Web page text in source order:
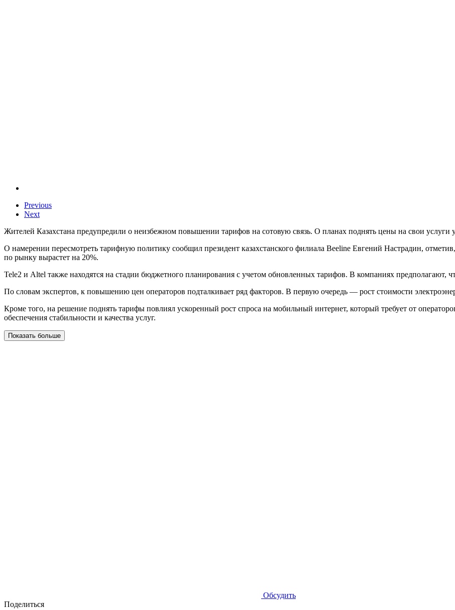
Previous
Next
Жителей Казахстана предупредили о неизбежном повышении тарифов на сотовую связь. О планах поднять цены на свои услуги
О намерении пересмотреть тарифную политику сообщил президент казахстанского филиала Beeline Евгений Настрадин,
по рынку вырастет на 20%.
Tele2 и Altel также находятся на стадии бюджетного планирования с учетом обновленных тарифов. В компаниях предполагают,
По словам экспертов, к повышению цен операторов подталкивает ряд факторов. В первую очередь — рост стоимости
Кроме того, на решение поднять тарифы повлиял ускоренный рост спроса на мобильный интернет, который требует от
обеспечения стабильности и качества услуг.
Показать больше
Обсудить
Поделиться